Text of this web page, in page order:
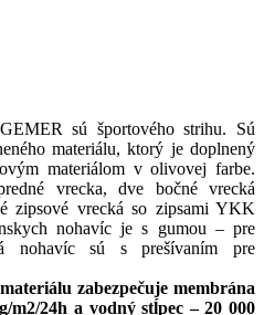
sú športového strihu. Sú
materiálu, ktorý je doplnený
materiálom v olivovej farbe.
vrecka, dve bočné vrecká
zipsové vrecká so zipsami YKK
nohavíc je s gumou – pre
nohavíc sú s prešívaním pre
zabezpečuje membrána
m2/24h a vodný stĺpec – 20 000